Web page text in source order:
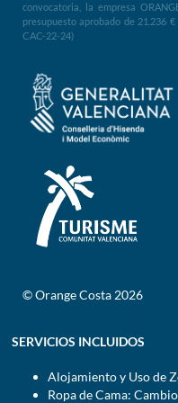
convocatoria, la empresa
presupuesto aprobado de 21.236
CAC-22-24)
© Orange Costa 2026
SERVICIOS INCLUIDOS
Alojamiento y Uso de
Ropa de Cama: